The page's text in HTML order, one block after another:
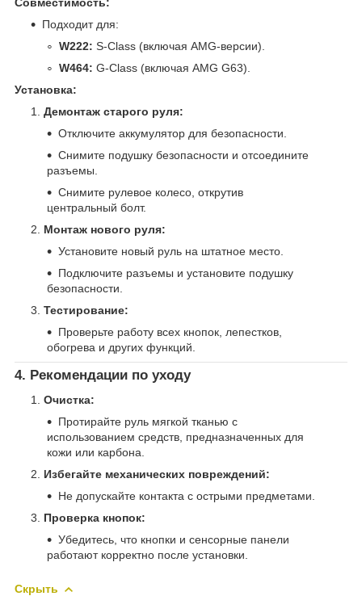
Подходит для:
W222: S-Class (включая AMG-версии).
W464: G-Class (включая AMG G63).
Установка:
Демонтаж старого руля:
Отключите аккумулятор для безопасности.
Снимите подушку безопасности и отсоедините
разъемы.
Снимите рулевое колесо, открутив
центральный болт.
Монтаж нового руля:
Установите новый руль на штатное место.
Подключите разъемы и установите подушку
безопасности.
Тестирование:
Проверьте работу всех кнопок, лепестков,
обогрева и других функций.
4. Рекомендации по уходу
Очистка:
Протирайте руль мягкой тканью с
использованием средств, предназначенных для
кожи или карбона.
Избегайте механических повреждений:
Не допускайте контакта с острыми предметами.
Проверка кнопок:
Убедитесь, что кнопки и сенсорные панели
работают корректно после установки.
Скрыть